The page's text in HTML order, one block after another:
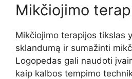
Mikčiojimo
Mikčiojimo terapijos tikslas
sklandumą ir sumažinti
Logopedas gali naudoti
kaip kalbos tempimo